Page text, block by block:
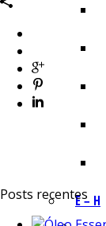
E – H
Posts recentes